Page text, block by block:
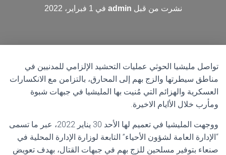
نشرت من قبل admin في 1 فبراير، 2022
تواصل مليشيا الحوثي عمليات التحشيد الإلزامي للمدنيين في
مناطق سيطرتها والزج بهم إلى المحارق، بالتزامن مع الانكسارات
العسكرية والهزائم التي مُنيت بها المليشيا في جبهات شبوة
ومأرب خلال الأايام الاخيرة.
ووجهت المليشيا في تعميم لها الأحد 30 يناير 2022، عبر ما تسمى
“الإدارة العامة لشؤون الأحياء” التابعة لوزارة الإدارة المحلية في
صنعاء بتوفير مسلحين للزج بهم في جبهات القتال، بهدف تعويض